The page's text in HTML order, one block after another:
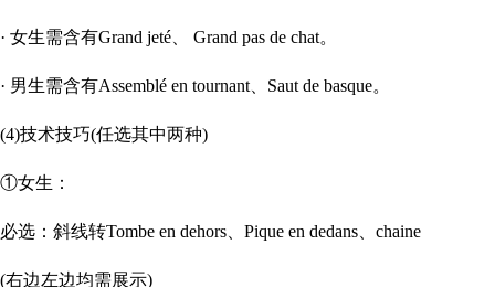
· 女生需含有Grand jeté、 Grand pas de chat。
· 男生需含有Assemblé en tournant、Saut de basque。
(4)技术技巧(任选其中两种)
①女生：
必选：斜线转Tombe en dehors、Pique en dedans、chaine
(右边左边均需展示)